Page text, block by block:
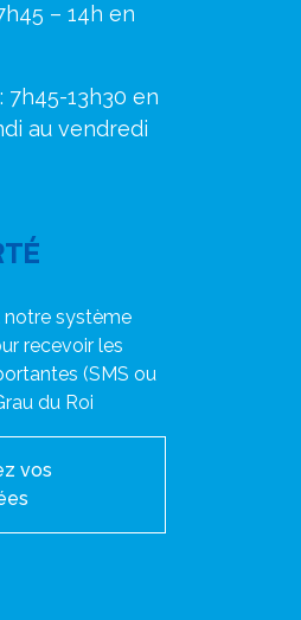
– 14h en
13h30 en
au vendredi
notre système
recevoir les
(SMS ou
du Roi
vos